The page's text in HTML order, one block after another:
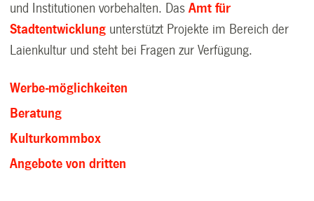
und Institutionen vorbehalten. DasAmt für
Stadtentwicklung unterstützt Projekte im Bereich der
Laienkultur und steht bei Fragen zur Verfügung.
Werbe-möglichkeiten
Beratung
Kulturkommbox
Angebote von dritten